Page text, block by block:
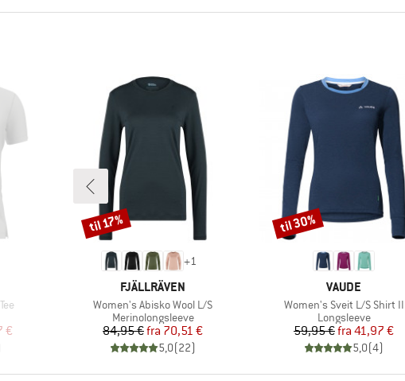
€
+1
MÆRKE
FJÄLLRÄVEN
Artikel
Women's Abisko Wool L/S
Produktgruppe
Merinolongsleeve
Pris
84,95 € Nedsat pris
fra 70,51 €
5,0(22)
Rabat
til 17%
MÆRKE
VAUDE
Artikel
Women's Sveit L/S Shirt II
Produktgruppe
Longsleeve
Pris
59,95 € Nedsat pris
fra 41,97 €
5,0(4)
Rabat
til 30%